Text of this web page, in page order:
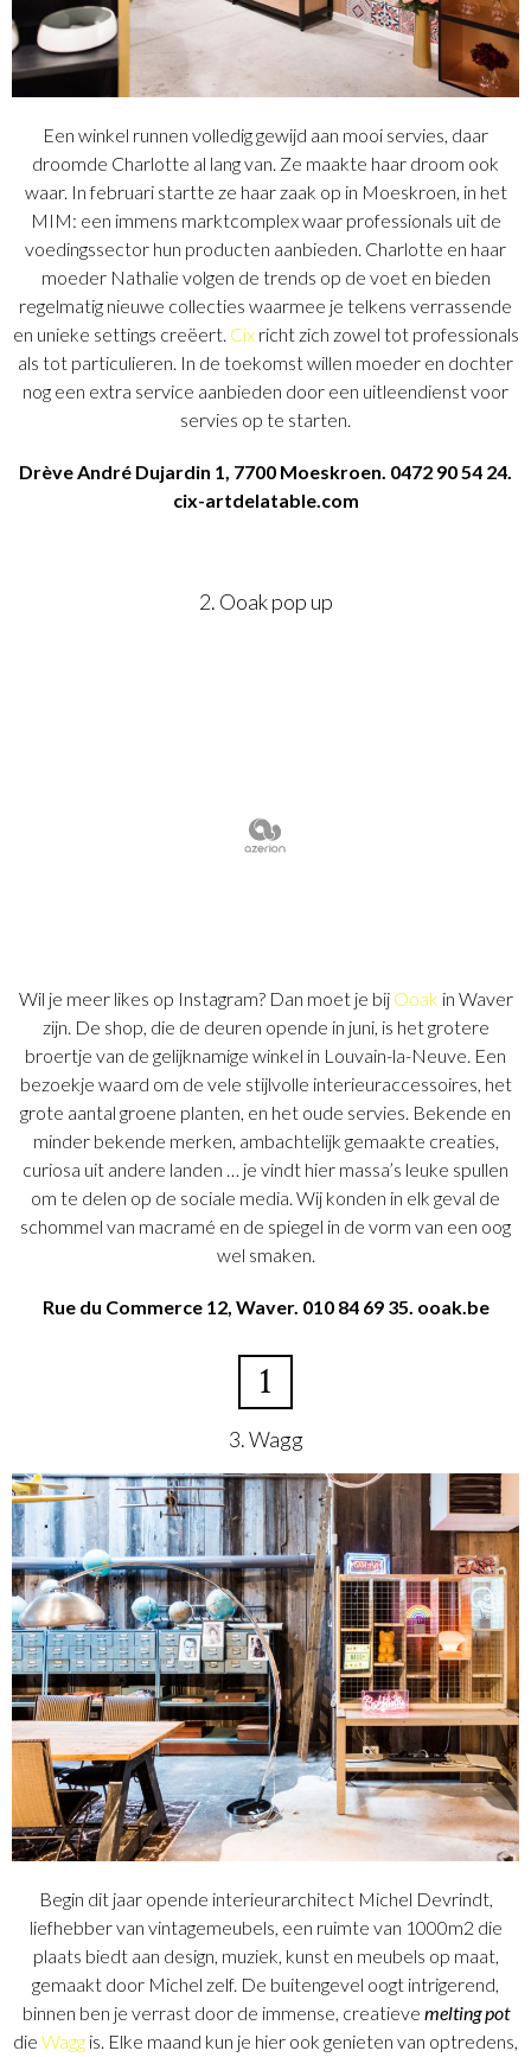
Een winkel runnen volledig gewijd aan mooi servies, daar
droomde Charlotte al lang van. Ze maakte haar droom ook
waar. In februari startte ze haar zaak op in Moeskroen, in het
MIM: een immens marktcomplex waar professionals uit de
voedingssector hun producten aanbieden. Charlotte en haar
moeder Nathalie volgen de trends op de voet en bieden
regelmatig nieuwe collecties waarmee je telkens verrassende
en unieke settings creëert. Cixricht zich zowel tot professionals
als tot particulieren. In de toekomst willen moeder en dochter
nog een extra service aanbieden door een uitleendienst voor
servies op te starten.
Drève André Dujardin 1, 7700 Moeskroen. 0472 90 54 24.
cix-artdelatable.com
2. Ooak pop up
Wil je meer likes op Instagram? Dan moet je bij Ooak in Waver
zijn. De shop, die de deuren opende in juni, is het grotere
broertje van de gelijknamige winkel in Louvain-la-Neuve. Een
bezoekje waard om de vele stijlvolle interieuraccessoires, het
grote aantal groene planten, en het oude servies. Bekende en
minder bekende merken, ambachtelijk gemaakte creaties,
curiosa uit andere landen … je vindt hier massa’s leuke spullen
om te delen op de sociale media. Wij konden in elk geval de
schommel van macramé en de spiegel in de vorm van een oog
wel smaken.
Rue du Commerce 12, Waver. 010 84 69 35. ooak.be
1
3. Wagg
Begin dit jaar opende interieurarchitect Michel Devrindt,
liefhebber van vintagemeubels, een ruimte van 1000m2 die
plaats biedt aan design, muziek, kunst en meubels op maat,
gemaakt door Michel zelf. De buitengevel oogt intrigerend,
binnen ben je verrast door de immense, creatieve melting pot
die Wagg is. Elke maand kun je hier ook genieten van optredens,